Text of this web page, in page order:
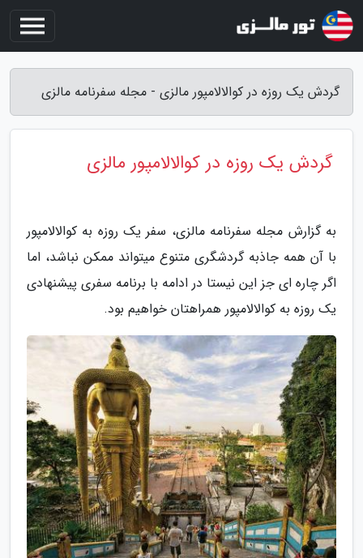
گردش یک روزه در کوالالامپور مالزی - مجله سفرنامه مالزی
گردش یک روزه در کوالالامپور مالزی
به گزارش مجله سفرنامه مالزی، سفر یک روزه به کوالالامپور
با آن همه جاذبه گردشگری متنوع میتواند ممکن نباشد، اما
اگر چاره ای جز این نیستا در ادامه با برنامه سفری پیشنهادی
یک روزه به کوالالامپور همراهتان خواهیم بود.